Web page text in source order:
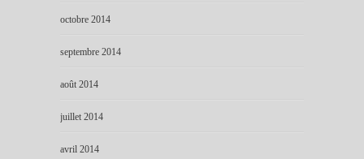
octobre 2014
septembre 2014
août 2014
juillet 2014
avril 2014